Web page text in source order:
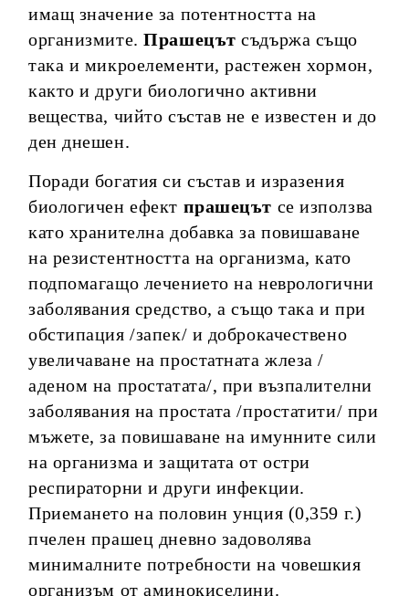
имащ значение за потентността на
организмите.Прашецът съдържа също
така и микроелементи, растежен хормон,
както и други биологично активни
вещества, чийто състав не е известен и до
ден днешен.
Поради богатия си състав и изразения
биологичен ефект прашецът се използва
като хранителна добавка за повишаване
на резистентността на организма, като
подпомагащо лечението на неврологични
заболявания средство, а също така и при
обстипация /запек/ и доброкачествено
увеличаване на простатната жлеза /
аденом на простатата/, при възпалителни
заболявания на простата /простатити/ при
мъжете, за повишаване на имунните сили
на организма и защитата от остри
респираторни и други инфекции.
Приемането на половин унция (0,359 г.)
пчелен прашец дневно задоволява
минималните потребности на човешкия
организъм от аминокиселини.